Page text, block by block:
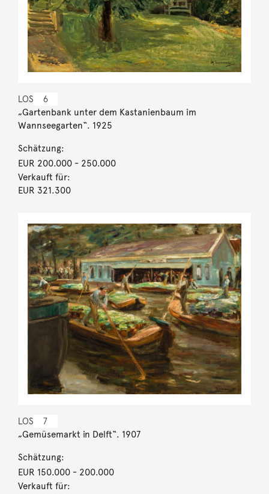
LOS 6
„Gartenbank unter dem Kastanienbaum im
Wannseegarten“. 1925
Schätzung:
EUR 200.000- 250.000
Verkauft für:
EUR 321.300
LOS 7
„Gemüsemarkt in Delft“. 1907
Schätzung:
EUR 150.000- 200.000
Verkauft für: